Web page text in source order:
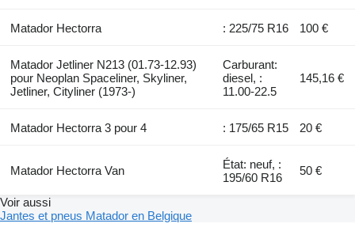
Matador Hectorra : 225/75 R16 100 €
Matador Jetliner N213 (01.73-12.93)
pour Neoplan Spaceliner, Skyliner,
Jetliner, Cityliner (1973-)
Carburant:
diesel, :
11.00-22.5
145,16 €
Matador Hectorra 3 pour 4 : 175/65 R15 20 €
Matador Hectorra Van
État: neuf, :
195/60 R16
50 €
Voir aussi
Jantes et pneus Matador en Belgique